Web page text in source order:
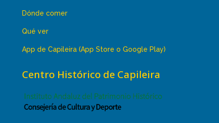
Dónde comer
Qué ver
App de Capileira (App Store o Google Play)
Centro Histórico de Capileira